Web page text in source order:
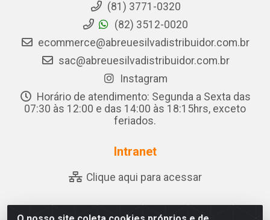
(81) 3771-0320
(82) 3512-0020
ecommerce@abreuesilvadistribuidor.com.br
sac@abreuesilvadistribuidor.com.br
Instagram
Horário de atendimento: Segunda a Sexta das
07:30 às 12:00 e das 14:00 às 18:15hrs, exceto
feriados.
Intranet
Clique aqui para acessar